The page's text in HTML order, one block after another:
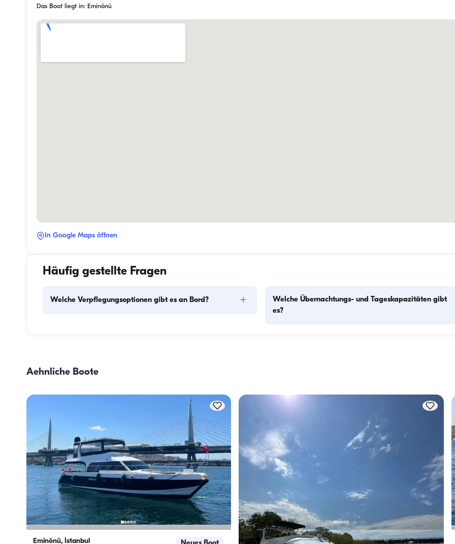
Das Boot liegt in: Eminönü
In Google Maps öffnen
Häufig gestellte Fragen
Welche Verpflegungsoptionen gibt es an Bord? +
Zubereitung der Mahlzeiten übernimmt die Crew.
Welche Übernachtungs- und Tageskapazitäten gibt
es?
Tagesvermietungen gilt die Tageskapazität.
Aehnliche Boote
Eminönü, İstanbul Eminönü, İstanbul